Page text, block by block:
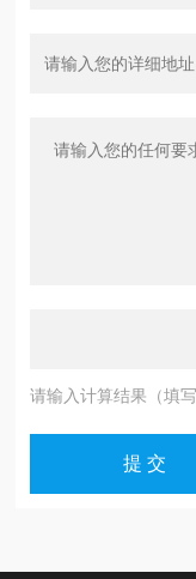
请输入计算结果（填